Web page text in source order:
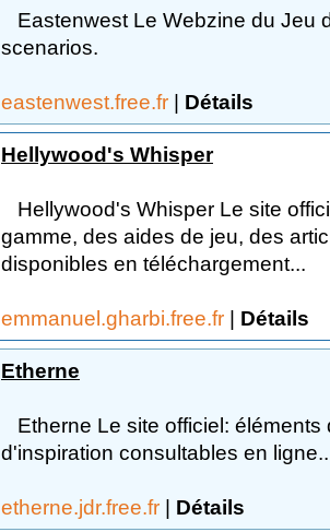
Eastenwest Le Webzine du Jeu
scenarios.
eastenwest.free.fr | Détails
Hellywood's Whisper
Hellywood's Whisper Le site
gamme, des aides de jeu, des
disponibles en téléchargement...
emmanuel.gharbi.free.fr | Détails
Etherne
Etherne Le site officiel:
d'inspiration consultables en
etherne.jdr.free.fr | Détails